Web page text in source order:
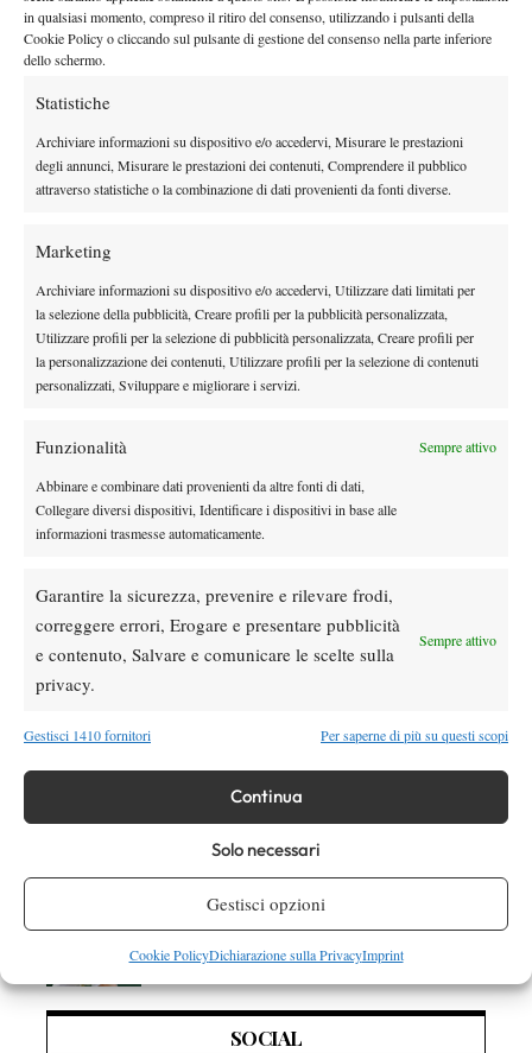
in qualsiasi momento, compreso il ritiro del consenso, utilizzando i pulsanti della
Cookie Policy o cliccando sul pulsante di gestione del consenso nella parte inferiore
dello schermo.
Statistiche
Archiviare informazioni su dispositivo e/o accedervi, Misurare le prestazioni
degli annunci, Misurare le prestazioni dei contenuti, Comprendere il pubblico
attraverso statistiche o la combinazione di dati provenienti da fonti diverse.
Marketing
Archiviare informazioni su dispositivo e/o accedervi, Utilizzare dati limitati per
la selezione della pubblicità, Creare profili per la pubblicità personalizzata,
Utilizzare profili per la selezione di pubblicità personalizzata, Creare profili per
la personalizzazione dei contenuti, Utilizzare profili per la selezione di contenuti
personalizzati, Sviluppare e migliorare i servizi.
Funzionalità Sempre attivo
Abbinare e combinare dati provenienti da altre fonti di dati,
Collegare diversi dispositivi, Identificare i dispositivi in base alle
informazioni trasmesse automaticamente.
Garantire la sicurezza, prevenire e rilevare frodi,
correggere errori, Erogare e presentare pubblicità
e contenuto, Salvare e comunicare le scelte sulla
privacy.
Sempre attivo
Gestisci 1410 fornitori Per saperne di più su questi scopi
Continua
Solo necessari
Gestisci opzioni
Cookie PolicyDichiarazione sulla PrivacyImprint
AGGIORNAMENTO 13.01 –La pioggia è visibilmente
aumentata, tutti i match sono stati interrotti
campi secondari per cercare riparo dalla pioggia
AGGIORNAMENTO 12.58– La pioggia aumenta, altri match
si stanno fermando
AGGIORNAMENTO 12.55– Il campo 13 è totalmente coperto
DI TENDENZA
rimonta folle su de Minaur
Atp News
Masters 1000 Montreal 2026: programma,
orario e ordine di gioco venerdì 7 agosto.
Arnaldi apre sul Centrale
rimonta Shang e vola agli ottavi
SOCIAL